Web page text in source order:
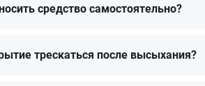
средство самостоятельно?
трескаться после высыхания?